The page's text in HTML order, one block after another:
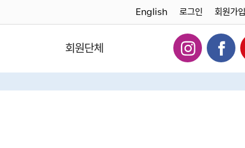
English 로그인 회원가입
회원단체